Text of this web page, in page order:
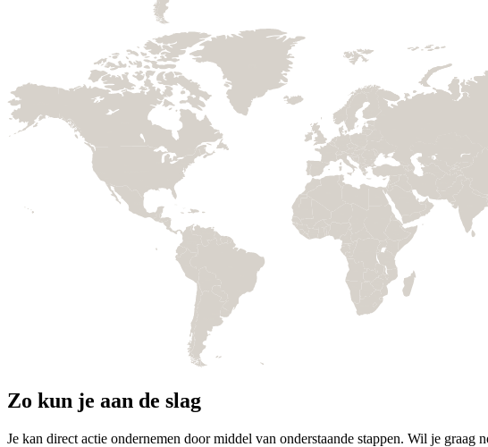
Zo kun je aan de slag
Je kan direct actie ondernemen door middel van onderstaande stappen. Wil je graag